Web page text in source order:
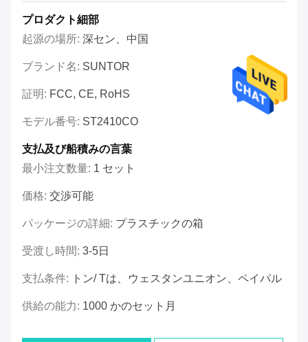
プロダクト細部
起源の場所: 深セン、中国
ブランド名: SUNTOR
証明: FCC, CE, RoHS
モデル番号: ST2410CO
支払及び船積みの言葉
最小注文数量: 1 セット
価格: 交渉可能
パッケージの詳細: プラスチックの箱
受渡し時間: 3-5日
支払条件: トン/ Tは、ウェスタンユニオン、ペイパル
供給の能力: 1000 かのセット月